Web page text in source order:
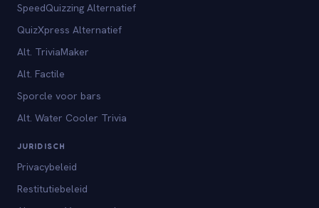
SpeedQuizzing Alternatief
QuizXpress Alternatief
Alt. TriviaMaker
Alt. Factile
Sporcle voor bars
Alt. Water Cooler Trivia
JURIDISCH
Privacybeleid
Restitutiebeleid